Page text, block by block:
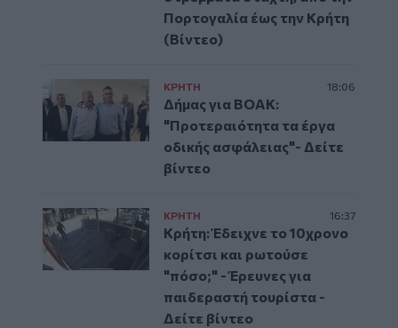
Πορτογαλία έως την Κρήτη
(Βίντεο)
ΚΡΗΤΗ 18:06
Δήμας για ΒΟΑΚ:
"Προτεραιότητα τα έργα
οδικής ασφάλειας"- Δείτε
βίντεο
ΚΡΗΤΗ 16:37
Κρήτη: Έδειχνε το 10χρονο
κορίτσι και ρωτούσε
"πόσο;" - Έρευνες για
παιδεραστή τουρίστα -
Δείτε βίντεο